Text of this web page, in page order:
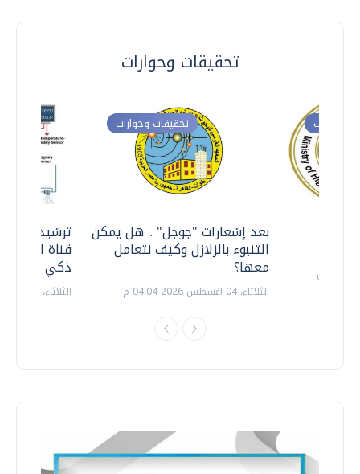
تحقيقات وحوارات
ترشيدا
قناة
ذكي
الثلاثاء، 14 يوليو 2026 06:11 م
تحقيقات وحوارات
بعد إشعارات "جوجل" .. هل يمكن
التنبوء بالزلازل وكيف نتعامل
معها؟
الثلاثاء، 04 اغسطس 2026 04:04 م
وحوارات